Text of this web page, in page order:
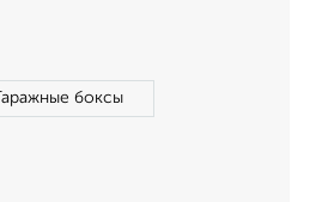
Гаражные боксы